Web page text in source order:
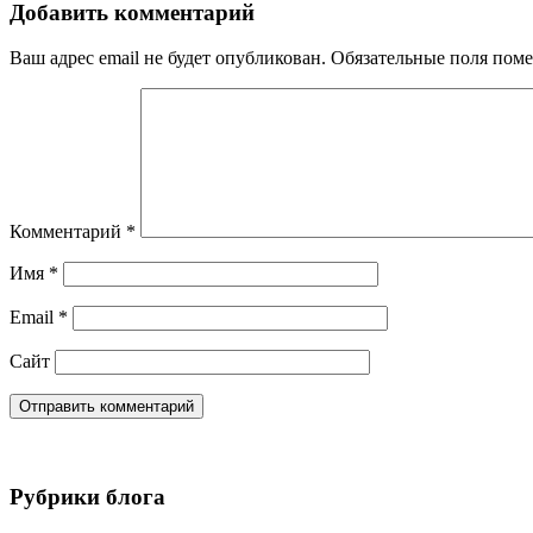
Добавить комментарий
Ваш адрес email не будет опубликован. Обязательные поля
Комментарий *
Имя *
Email *
Сайт
Рубрики блога